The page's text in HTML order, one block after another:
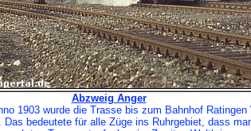
Abzweig Anger
1903 wurde die Trasse bis zum Bahnhof
Das bedeutete für alle Züge ins Ruhrgebiet, dass